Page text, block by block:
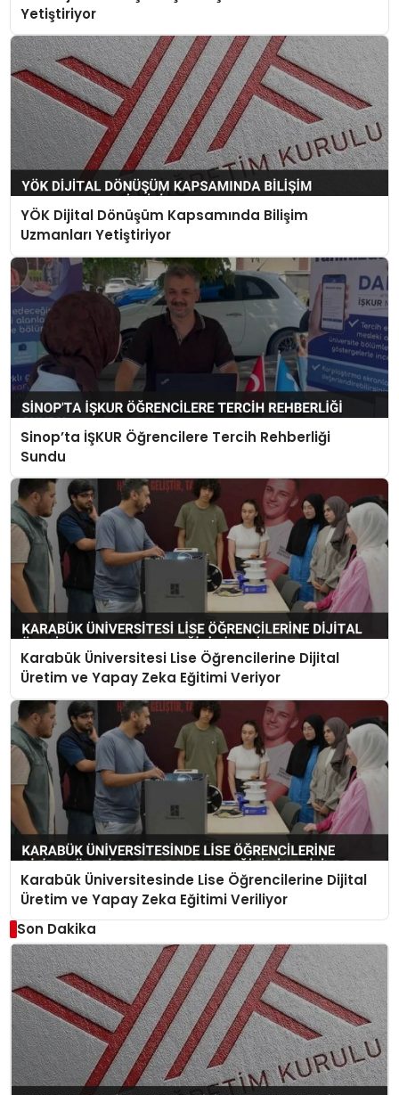
Yetiştiriyor
YÖK Dijital Dönüşüm Kapsamında Bilişim
Uzmanları Yetiştiriyor
Sinop’ta İŞKUR Öğrencilere Tercih Rehberliği
Sundu
Karabük Üniversitesi Lise Öğrencilerine Dijital
Üretim ve Yapay Zeka Eğitimi Veriyor
Karabük Üniversitesinde Lise Öğrencilerine Dijital
Üretim ve Yapay Zeka Eğitimi Veriliyor
Son Dakika